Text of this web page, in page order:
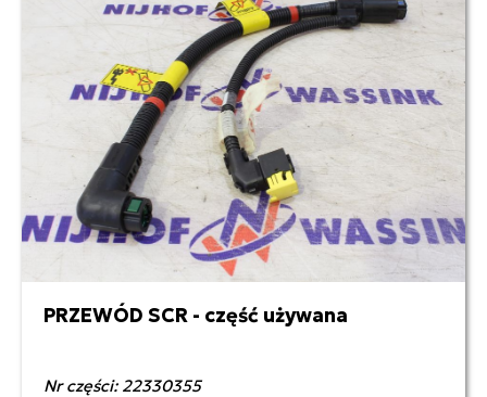
300,00 zł netto
PRZEWÓD SCR - część używana
Nr części: 22330355